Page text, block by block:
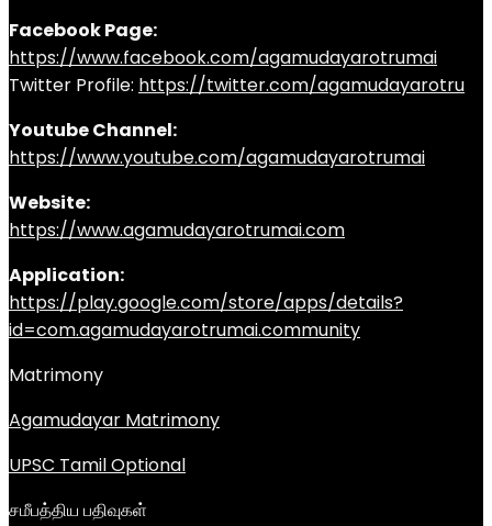
Facebook Page:
https://www.facebook.com/agamudayarotrumai
Twitter Profile: https://twitter.com/agamudayarotru
Youtube Channel:
https://www.youtube.com/agamudayarotrumai
Website:
https://www.agamudayarotrumai.com
Application:
https://play.google.com/store/apps/details?
id=com.agamudayarotrumai.community
Matrimony
Agamudayar Matrimony
UPSC Tamil Optional
சமீபத்திய பதிவுகள்